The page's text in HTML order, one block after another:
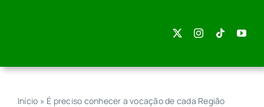
Início » É preciso conhecer a vocação de cada Região